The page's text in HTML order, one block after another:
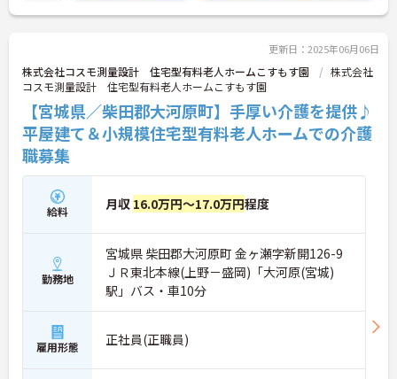
更新日：2025年06月06日
株式会社コスモ測量設計 住宅型有料老人ホームこすもす園
株式会社
コスモ測量設計 住宅型有料老人ホームこすもす園
【宮城県／柴田郡大河原町】手厚い介護を提供♪
平屋建て＆小規模住宅型有料老人ホームでの介護
職募集
給料 月収 16.0万円～17.0万円程度
勤務地
宮城県 柴田郡大河原町 金ヶ瀬字新開126-9
ＪＲ東北本線(上野－盛岡)「大河原(宮城)
駅」バス・車10分
雇用形態 正社員(正職員)